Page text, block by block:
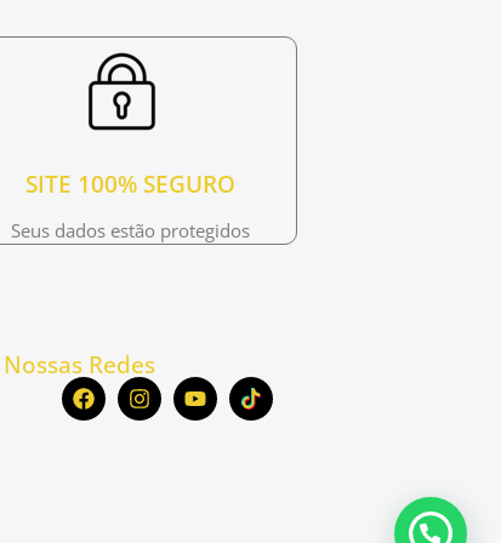
SITE 100% SEGURO
Seus dados estão protegidos
Nossas Redes